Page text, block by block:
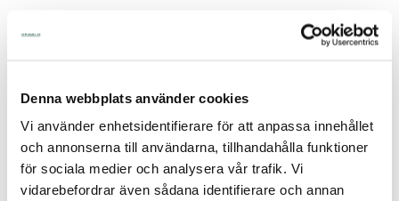
Denna webbplats använder cookies
Vi använder enhetsidentifierare för att anpassa innehållet
och annonserna till användarna, tillhandahålla funktioner
för sociala medier och analysera vår trafik. Vi
vidarebefordrar även sådana identifierare och annan
✔ Nummerbrickor för boskap och nötkreatur – tydlig
hållbar numrering
✔ Passar halsremmar upp till 40 mm – enkel fastsättning på
✔ Slitstarkt material för tuffa lantbruksmiljöer – anpassat för
daglig djurhantering
✔ Numrering Kerbl till halsrem – säker märkning av